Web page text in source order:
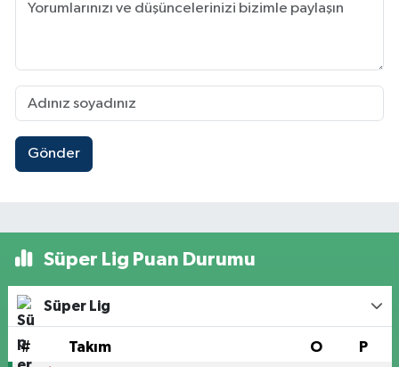
Gönder
Süper Lig Puan Durumu
Süper Lig
# Takım O P